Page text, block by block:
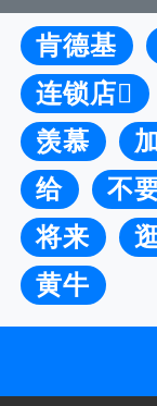
肯德基
连锁店
羡慕
给
不
将来
黄牛